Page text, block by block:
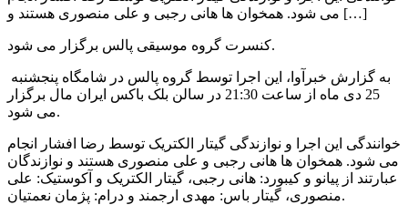
می شود. همخوان ها هانی رجبی و علی منصوری هستند و […]
کنسرت گروه موسیقی پالس برگزار می شود.
به گزارش خبرآوا، این اجرا توسط گروه پالس در شامگاه پنجشنبه
25 دی ماه از ساعت 21:30 در سالن بلک باکس ایران مال برگزار
می شود.
خوانندگی این اجرا و نوازندگی گیتار الکتریک توسط رضا افشار انجام
می شود. همخوان ها هانی رجبی و علی منصوری هستند و نوازندگان
عبارتند از پیانو و کیبورد: هانی رجبی، گیتار الکتریک و آکوستیک: علی
منصوری، گیتار باس: مهدی ارجمند و درام: پژمان نعمتیان.